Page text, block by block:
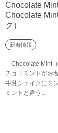
Chocolate
Chocolate
ク）
新着情報
「Chocolate Mint
チョコミントがお
牛乳シェイクにミ
ミントと違う...